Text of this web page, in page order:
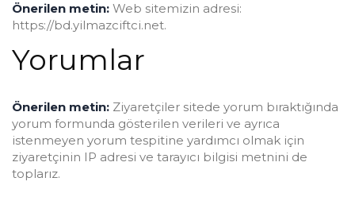
Önerilen metin: Web sitemizin adresi:
https://bd.yilmazciftci.net.
Yorumlar
Önerilen metin: Ziyaretçiler sitede yorum bıraktığında
yorum formunda gösterilen verileri ve ayrıca
istenmeyen yorum tespitine yardımcı olmak için
ziyaretçinin IP adresi ve tarayıcı bilgisi metnini de
toplarız.